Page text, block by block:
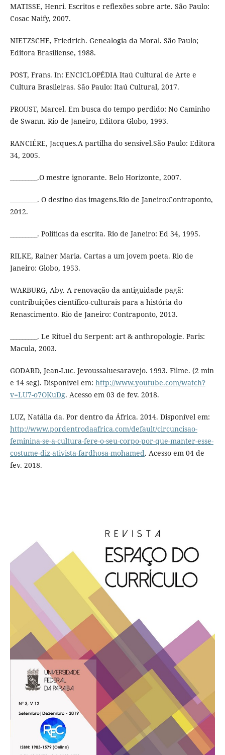
MATISSE, Henri. Escritos e reflexões sobre arte. São Paulo:
Cosac Naify, 2007.
NIETZSCHE, Friedrich. Genealogia da Moral. São Paulo;
Editora Brasiliense, 1988.
POST, Frans. In: ENCICLOPÉDIA Itaú Cultural de Arte e
Cultura Brasileiras. São Paulo: Itaú Cultural, 2017.
PROUST, Marcel. Em busca do tempo perdido: No Caminho
de Swann. Rio de Janeiro, Editora Globo, 1993.
RANCIÉRE, Jacques.A partilha do sensível.São Paulo: Editora
34, 2005.
_________.O mestre ignorante. Belo Horizonte, 2007.
_________. O destino das imagens.Rio de Janeiro:Contraponto,
2012.
_________. Políticas da escrita. Rio de Janeiro: Ed 34, 1995.
RILKE, Rainer Maria. Cartas a um jovem poeta. Rio de
Janeiro: Globo, 1953.
WARBURG, Aby. A renovação da antiguidade pagã:
contribuições científico-culturais para a história do
Renascimento. Rio de Janeiro: Contraponto, 2013.
_________. Le Rituel du Serpent: art & anthropologie. Paris:
Macula, 2003.
GODARD, Jean-Luc. Jevoussaluesaravejo. 1993. Filme. (2 min
e 14 seg). Disponível em: http://www.youtube.com/watch?
v=LU7-o7OKuDg. Acesso em 03 de fev. 2018.
LUZ, Natália da. Por dentro da África. 2014. Disponível em:
http://www.pordentrodaafrica.com/default/circuncisao-
feminina-se-a-cultura-fere-o-seu-corpo-por-que-manter-esse-
costume-diz-ativista-fardhosa-mohamed. Acesso em 04 de
fev. 2018.